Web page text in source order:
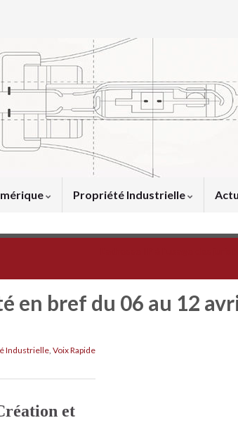
Propriété Industrielle
en bref du 06 au 12
Industrielle, Voix Rapide
et